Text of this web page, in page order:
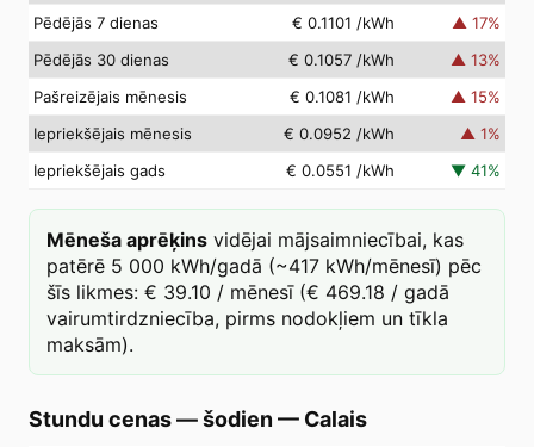
Pēdējās 7 dienas
€ 0.1101 /kWh ▲ 17%
Pēdējās 30 dienas
€ 0.1057 /kWh ▲ 13%
Pašreizējais mēnesis
€ 0.1081 /kWh ▲ 15%
Iepriekšējais mēnesis
€ 0.0952 /kWh ▲ 1%
Iepriekšējais gads
€ 0.0551 /kWh ▼ 41%
Mēneša aprēķins vidējai mājsaimniecībai, kas
patērē 5 000 kWh/gadā (~417 kWh/mēnesī) pēc
šīs likmes: € 39.10 / mēnesī (€ 469.18 / gadā
vairumtirdzniecība, pirms nodokļiem un tīkla
maksām).
Stundu cenas — šodien — Calais